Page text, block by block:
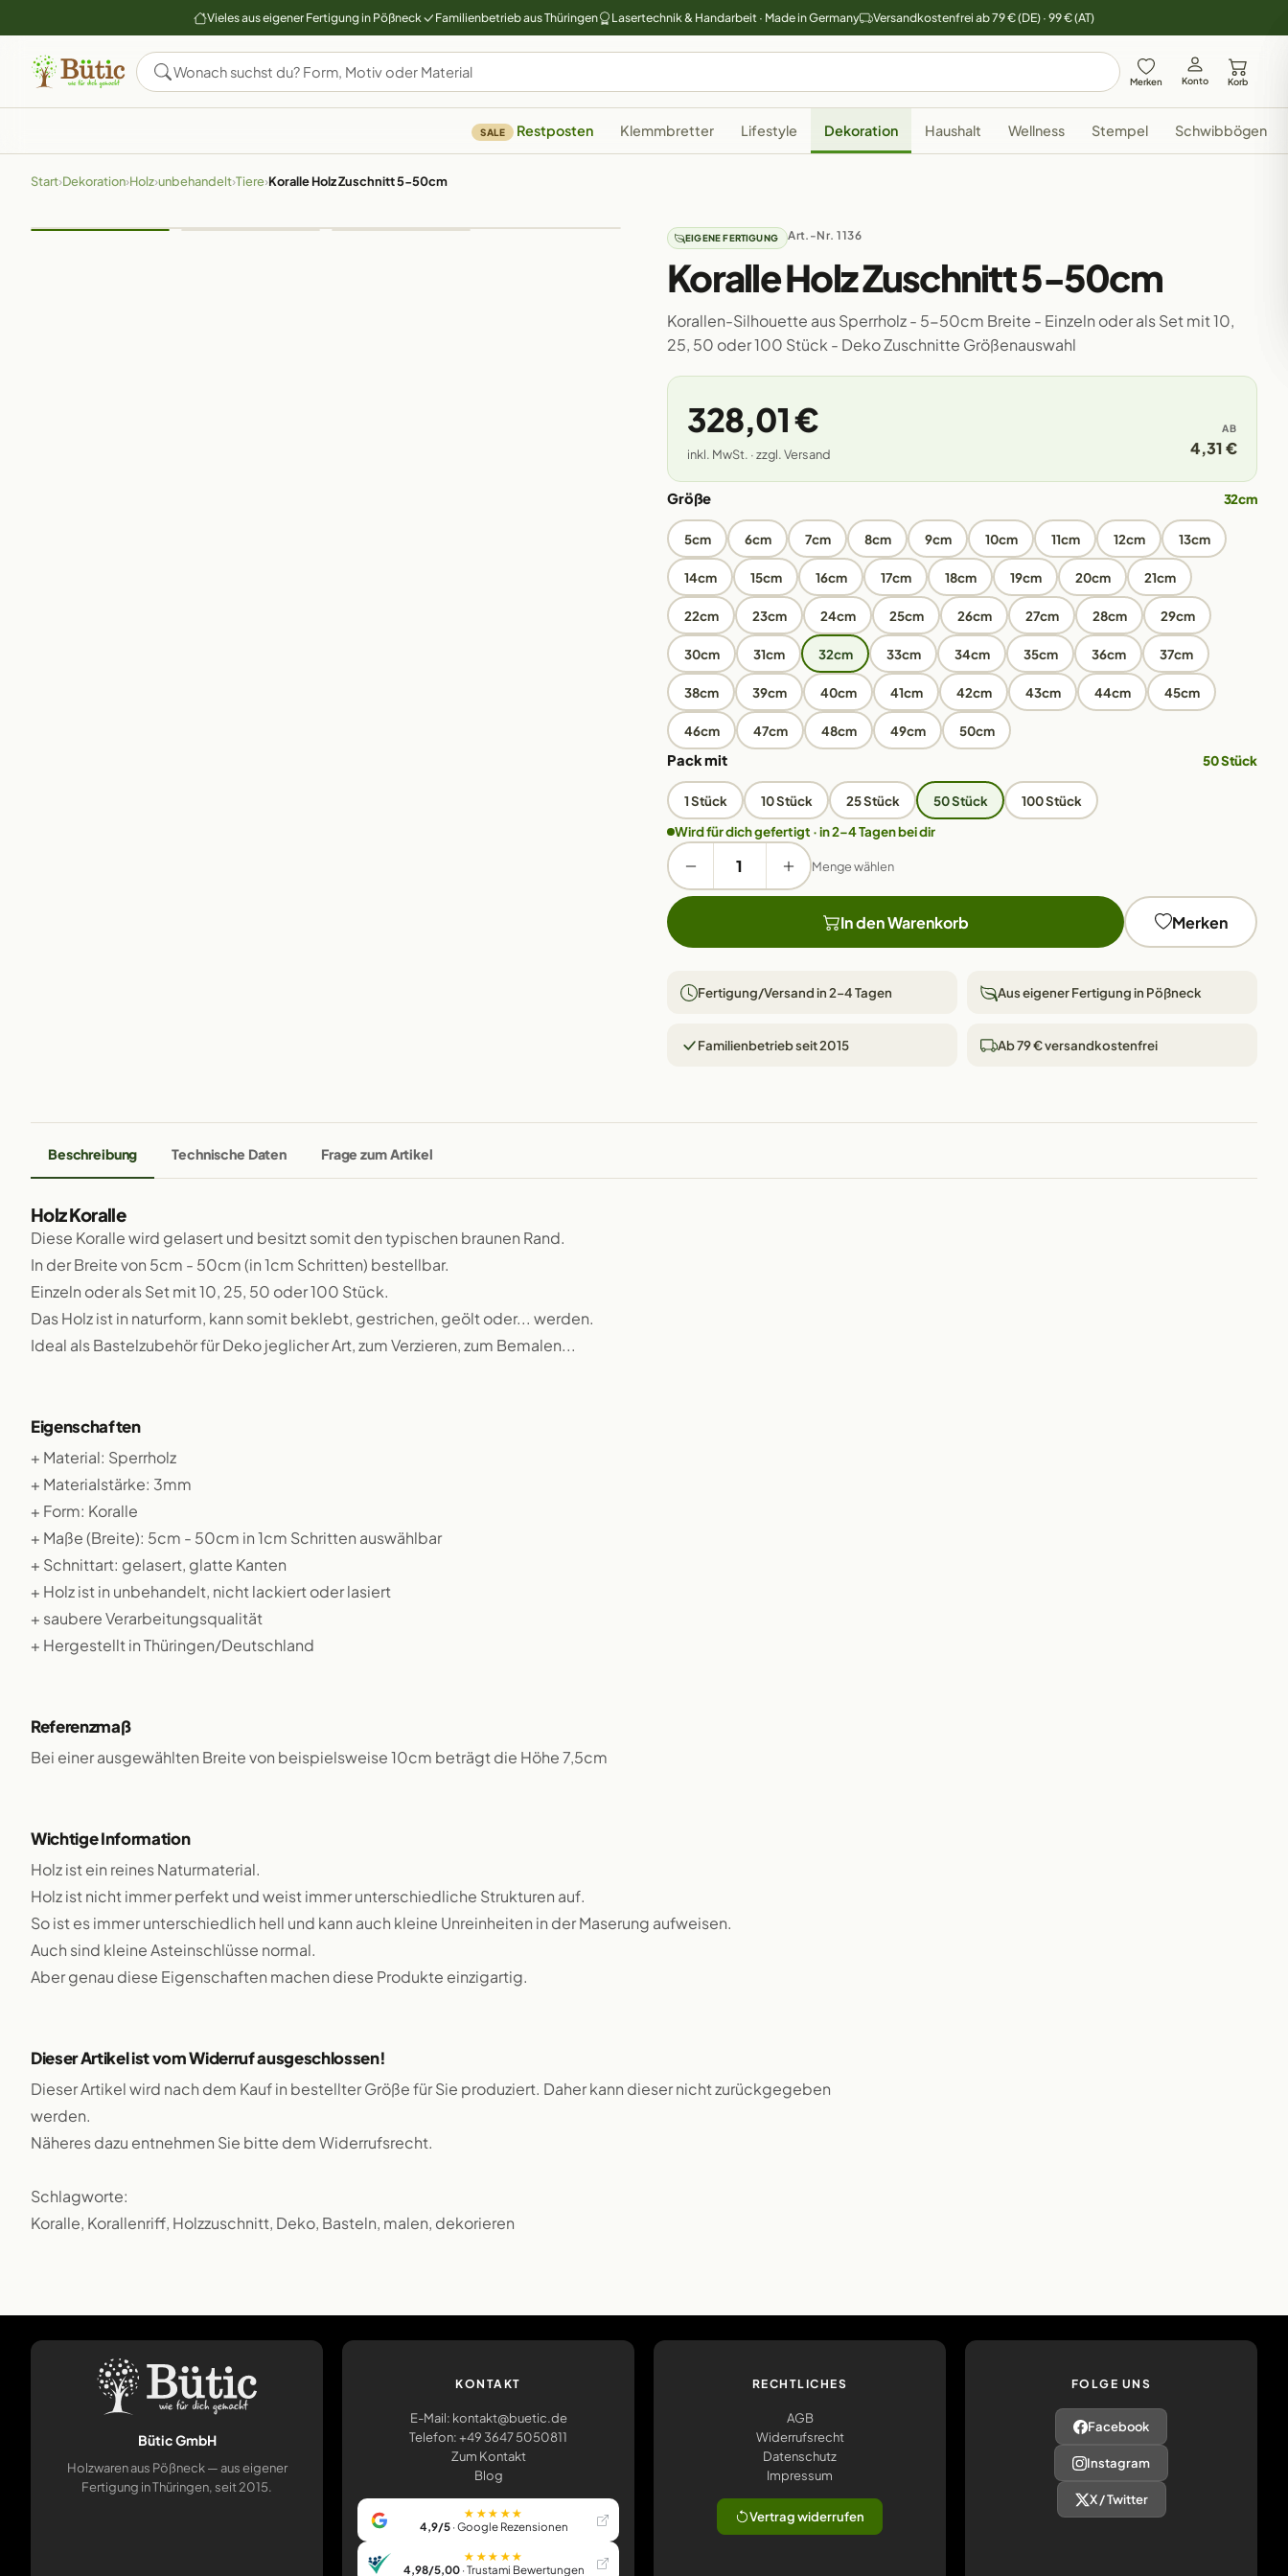
Vieles aus eigener Fertigung in Pößneck Familienbetrieb aus Thüringen Lasertechnik & Handarbeit · Made in Germany Versandkostenfrei ab 79 € (DE) · 99 € (AT)
Merken Konto Korb
SALE Restposten Klemmbretter Lifestyle Dekoration Haushalt Wellness Stempel Schwibbögen
Start›Dekoration›Holz›unbehandelt›Tiere›Koralle Holz Zuschnitt 5-50cm
EIGENE FERTIGUNG Art.-Nr. 1136
Koralle Holz Zuschnitt 5-50cm
Korallen-Silhouette aus Sperrholz - 5-50cm Breite - Einzeln oder als Set mit 10,
25, 50 oder 100 Stück - Deko Zuschnitte Größenauswahl
328,01 €
inkl. MwSt. · zzgl. Versand
AB
4,31 €
Größe 32cm
5cm 6cm 7cm 8cm 9cm 10cm 11cm 12cm 13cm
14cm 15cm 16cm 17cm 18cm 19cm 20cm 21cm
22cm 23cm 24cm 25cm 26cm 27cm 28cm 29cm
30cm 31cm 32cm 33cm 34cm 35cm 36cm 37cm
38cm 39cm 40cm 41cm 42cm 43cm 44cm 45cm
46cm 47cm 48cm 49cm 50cm
Pack mit 50 Stück
1 Stück 10 Stück 25 Stück 50 Stück
100 Stück
Wird für dich gefertigt · in 2–4 Tagen bei dir
Menge wählen
In den Warenkorb Merken
Fertigung/Versand in 2–4 Tagen Aus eigener Fertigung in Pößneck
Familienbetrieb seit 2015 Ab 79 € versandkostenfrei
Beschreibung Technische Daten Frage zum Artikel
Holz Koralle
Diese Koralle wird gelasert und besitzt somit den typischen braunen Rand.
In der Breite von 5cm - 50cm (in 1cm Schritten) bestellbar.
Einzeln oder als Set mit 10, 25, 50 oder 100 Stück.
Das Holz ist in naturform, kann somit beklebt, gestrichen, geölt oder... werden.
Ideal als Bastelzubehör für Deko jeglicher Art, zum Verzieren, zum Bemalen...
Eigenschaften
+ Material: Sperrholz
+ Materialstärke: 3mm
+ Form: Koralle
+ Maße (Breite): 5cm - 50cm in 1cm Schritten auswählbar
+ Schnittart: gelasert, glatte Kanten
+ Holz ist in unbehandelt, nicht lackiert oder lasiert
+ saubere Verarbeitungsqualität
+ Hergestellt in Thüringen/Deutschland
Referenzmaß
Bei einer ausgewählten Breite von beispielsweise 10cm beträgt die Höhe 7,5cm
Wichtige Information
Holz ist ein reines Naturmaterial.
Holz ist nicht immer perfekt und weist immer unterschiedliche Strukturen auf.
So ist es immer unterschiedlich hell und kann auch kleine Unreinheiten in der Maserung aufweisen.
Auch sind kleine Asteinschlüsse normal.
Aber genau diese Eigenschaften machen diese Produkte einzigartig.
Dieser Artikel ist vom Widerruf ausgeschlossen!
Dieser Artikel wird nach dem Kauf in bestellter Größe für Sie produziert. Daher kann dieser nicht zurückgegeben
werden.
Näheres dazu entnehmen Sie bitte dem Widerrufsrecht.
Schlagworte:
Koralle, Korallenriff, Holzzuschnitt, Deko, Basteln, malen, dekorieren
Bütic GmbH
Holzwaren aus Pößneck — aus eigener
Fertigung in Thüringen, seit 2015.
KONTAKT
E-Mail: kontakt@buetic.de
Telefon: +49 3647 5050811
Zum Kontakt
Blog
★★★★★
4,9/5 · Google Rezensionen
★★★★★
4,98/5,00 · Trustami Bewertungen
RECHTLICHES
AGB
Widerrufsrecht
Datenschutz
Impressum
Vertrag widerrufen
FOLGE UNS
Facebook
Instagram
X / Twitter